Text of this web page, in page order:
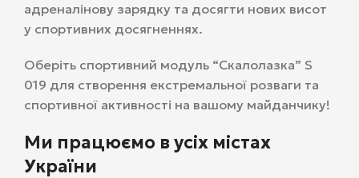
адреналінову зарядку та досягти нових висот
у спортивних досягненнях.
Оберіть спортивний модуль “Скалолазка” S
019 для створення екстремальної розваги та
спортивної активності на вашому майданчику!
Ми працюємо в усіх містах
України